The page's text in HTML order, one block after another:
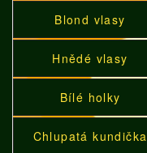
Blond vlasy
Hnědé vlasy
Bílé holky
Chlupatá kundička